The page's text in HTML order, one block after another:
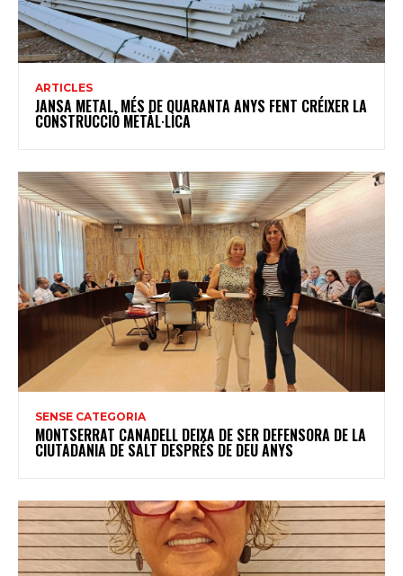
ARTICLES
JANSA METAL, MÉS DE QUARANTA ANYS FENT CRÉIXER LA
CONSTRUCCIÓ METÀL·LICA
SENSE CATEGORIA
MONTSERRAT CANADELL DEIXA DE SER DEFENSORA DE LA
CIUTADANIA DE SALT DESPRÉS DE DEU ANYS